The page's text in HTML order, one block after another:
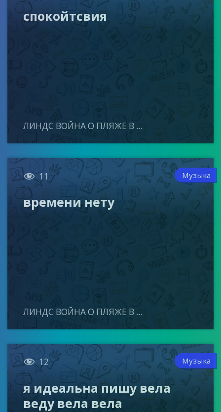
спокойтсвия
ЛИНДС ВОЙНА О ПЛЯЖЕ В ...
 11 Музыка
времени нету
ЛИНДС ВОЙНА О ПЛЯЖЕ В ...
 12 Музыка
я идеальна пишу вела
веду вела вела